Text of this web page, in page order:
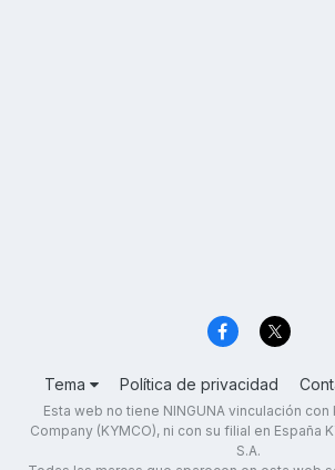
Tema Política de privacidad
Esta web no tiene NINGUNA vinculación con
Company (KYMCO), ni con su filial en España
S.A.